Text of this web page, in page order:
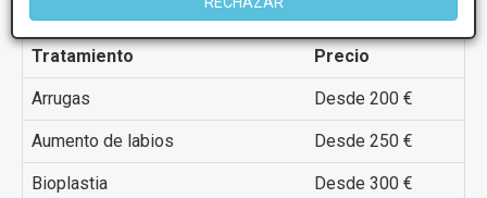
recibir la información que desee.
Tratamiento Precio
Arrugas Desde 200 €
Aumento de labios Desde 250 €
Bioplastia Desde 300 €